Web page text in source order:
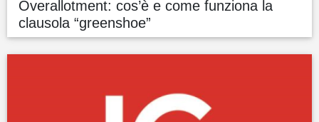
Overallotment: cos’è e come funziona la
clausola “greenshoe”